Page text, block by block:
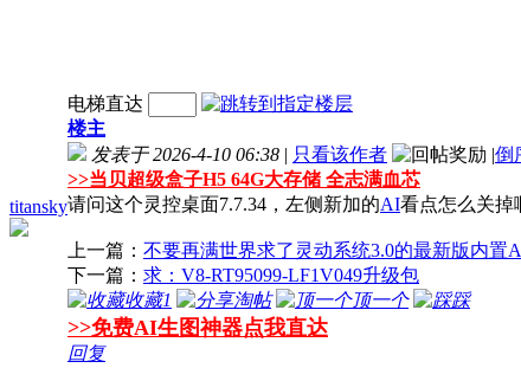
titansky
电梯直达
楼主
发表于 2026-4-10 06:38 | 只看该作者 |倒
>>当贝超级盒子H5 64G大存储 全志满血芯
请问这个灵控桌面7.7.34，左侧新加的AI看点怎么关掉
上一篇： 不要再满世界求了灵动系统3.0的最新版内置
下一篇： 求：V8-RT95099-LF1V049升级包
收藏1 淘帖 顶一个 踩
>>免费AI生图神器点我直达
回复